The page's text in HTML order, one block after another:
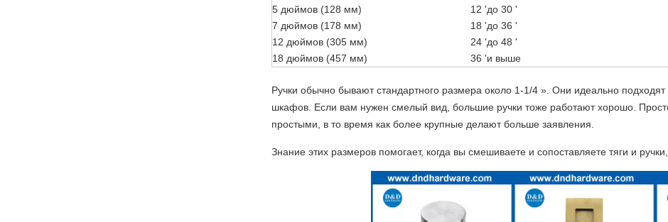
5 дюймов (128 мм)
12 'до 30 '
7 дюймов (178 мм)
18 'до 36 '
12 дюймов (305 мм)
24 'до 48 '
18 дюймов (457 мм)
36 'и выше
Ручки обычно бывают стандартного размера около 1-1/4 ». Они идеально
шкафов. Если вам нужен смелый вид, большие ручки тоже работают хорошо.
простыми, в то время как более крупные делают больше заявления.
Знание этих размеров помогает, когда вы смешиваете и сопоставляете тяги и